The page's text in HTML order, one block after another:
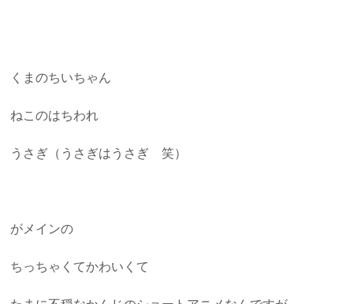
くまのちいちゃん
ねこのはちわれ
うさぎ（うさぎはうさぎ 笑）
がメインの
ちっちゃくてかわいくて